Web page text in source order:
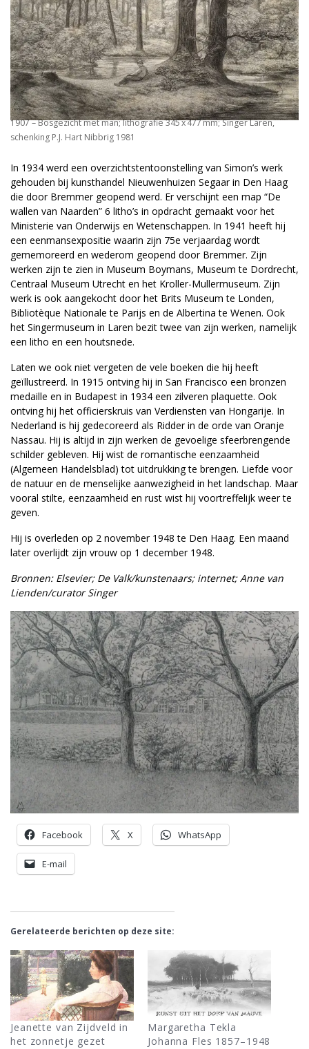
1907 – Bosgezicht met man; lithografie 345 x 477 mm; Singer Laren,
schenking P.J. Hart Nibbrig 1981
In 1934 werd een overzichtstentoonstelling van Simon’s werk
gehouden bij kunsthandel Nieuwenhuizen Segaar in Den Haag
die door Bremmer geopend werd. Er verschijnt een map “De
wallen van Naarden” 6 litho’s in opdracht gemaakt voor het
Ministerie van Onderwijs en Wetenschappen. In 1941 heeft hij
een eenmansexpositie waarin zijn 75e verjaardag wordt
gememoreerd en wederom geopend door Bremmer. Zijn
werken zijn te zien in Museum Boymans, Museum te Dordrecht,
Centraal Museum Utrecht en het Kroller-Mullermuseum. Zijn
werk is ook aangekocht door het Brits Museum te Londen,
Bibliotèque Nationale te Parijs en de Albertina te Wenen. Ook
het Singermuseum in Laren bezit twee van zijn werken, namelijk
een litho en een houtsnede.
Laten we ook niet vergeten de vele boeken die hij heeft
geïllustreerd. In 1915 ontving hij in San Francisco een bronzen
medaille en in Budapest in 1934 een zilveren plaquette. Ook
ontving hij het officierskruis van Verdiensten van Hongarije. In
Nederland is hij gedecoreerd als Ridder in de orde van Oranje
Nassau. Hij is altijd in zijn werken de gevoelige sfeerbrengende
schilder gebleven. Hij wist de romantische eenzaamheid
(Algemeen Handelsblad) tot uitdrukking te brengen. Liefde voor
de natuur en de menselijke aanwezigheid in het landschap. Maar
vooral stilte, eenzaamheid en rust wist hij voortreffelijk weer te
geven.
Hij is overleden op 2 november 1948 te Den Haag. Een maand
later overlijdt zijn vrouw op 1 december 1948.
Bronnen: Elsevier; De Valk/kunstenaars; internet; Anne van
Lienden/curator Singer
Facebook X WhatsApp
E-mail
Gerelateerde berichten op deze site:
Jeanette van Zijdveld in
het zonnetje gezet
Margaretha Tekla
Johanna Fles 1857–1948